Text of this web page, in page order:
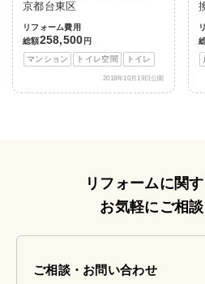
京都台東区
リフォーム費用
総額258,500 円
マンション
トイレ空間 トイレ
2018年10月19日公開
リフォームに関
お気軽にご相
ご相談・お問い合わせ